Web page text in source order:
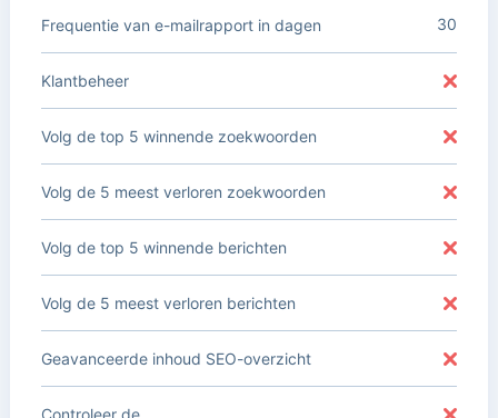
Frequentie van e-mailrapport in dagen 30
Klantbeheer
Volg de top 5 winnende zoekwoorden
Volg de 5 meest verloren zoekwoorden
Volg de top 5 winnende berichten
Volg de 5 meest verloren berichten
Geavanceerde inhoud SEO-overzicht
Controleer de